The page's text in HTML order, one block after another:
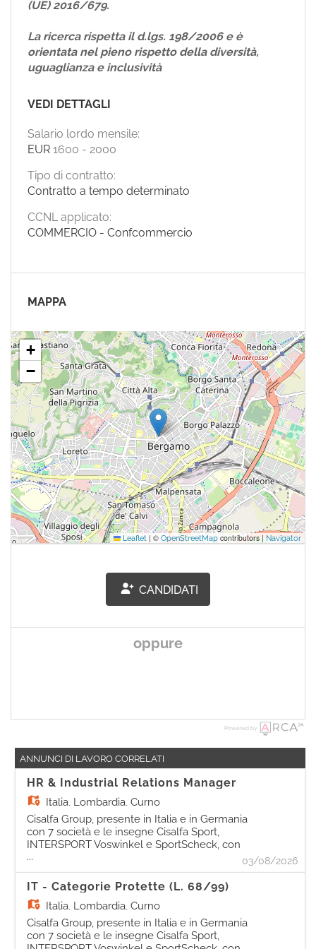
(UE) 2016/679.
La ricerca rispetta il d.lgs. 198/2006 e è
orientata nel pieno rispetto della diversità,
uguaglianza e inclusività
VEDI DETTAGLI
Salario lordo mensile:
EUR 1600 - 2000
Tipo di contratto:
Contratto a tempo determinato
CCNL applicato:
COMMERCIO - Confcommercio
MAPPA
+
−
Leaflet | © OpenStreetMap contributors | Navigator
CANDIDATI
oppure
Powered by
ANNUNCI DI LAVORO CORRELATI
HR & Industrial Relations Manager
Italia, Lombardia, Curno
Cisalfa Group, presente in Italia e in Germania
con 7 società e le insegne Cisalfa Sport,
INTERSPORT Voswinkel e SportScheck, con
più di 240 negozi e 5.500 persone, è alla ricerca
di una figura da inserire come Industrial
Relations Manager. La risorsa, a diretto riporto
della Legal Director, avrà la responsabilità di
garantire la corretta applicazione delle
normative giuslavoristiche e del CCNL,
assicurando coerenza con i processi HR di
gruppo e con la strategia aziendale. Si
... 03/08/2026
IT - Categorie Protette (L. 68/99)
Italia, Lombardia, Curno
Cisalfa Group, presente in Italia e in Germania
con 7 società e le insegne Cisalfa Sport,